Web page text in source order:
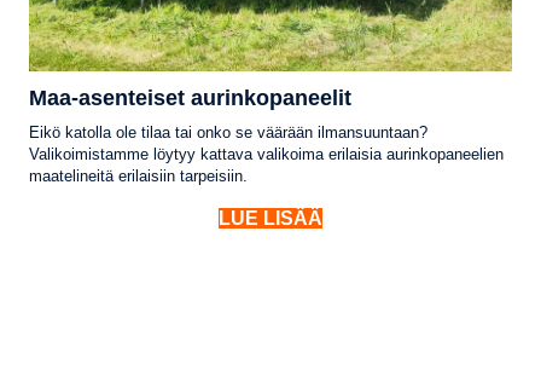
Maa-asenteiset aurinkopaneelit
Eikö katolla ole tilaa tai onko se väärään ilmansuuntaan?
Valikoimistamme löytyy kattava valikoima erilaisia aurinkopaneelien
maatelineitä erilaisiin tarpeisiin.
LUE LISÄÄ